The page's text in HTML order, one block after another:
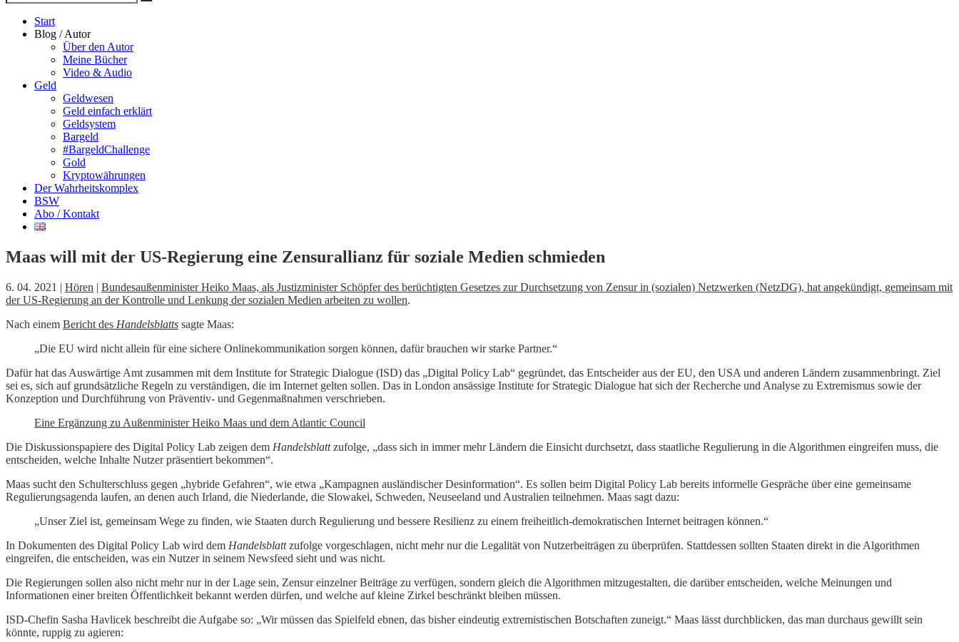
nach
Suche
Start
Blog / Autor
Über den Autor
Meine Bücher
Video & Audio
Geld
Geldwesen
Geld einfach erklärt
Geldsystem
Bargeld
#BargeldChallenge
Gold
Kryptowährungen
Der Wahrheitskomplex
BSW
Abo / Kontakt
Maas will mit der US-Regierung eine Zensurallianz für soziale Medien schmieden
6. 04. 2021 | Hören | Bundesaußenminister Heiko Maas, als Justizminister Schöpfer des berüchtigten Gesetzes zur Durchsetzung von Zensur in (sozialen) Netzwerken (NetzDG), hat angekündigt, gemeinsam mit
der US-Regierung an der Kontrolle und Lenkung der sozialen Medien arbeiten zu wollen.
Nach einem Bericht des Handelsblatts sagte Maas:
„Die EU wird nicht allein für eine sichere Onlinekommunikation sorgen können, dafür brauchen wir starke Partner.“
Dafür hat das Auswärtige Amt zusammen mit dem Institute for Strategic Dialogue (ISD) das „Digital Policy Lab“ gegründet, das Entscheider aus der EU, den USA und anderen Ländern zusammenbringt. Ziel
sei es, sich auf grundsätzliche Regeln zu verständigen, die im Internet gelten sollen. Das in London ansässige Institute for Strategic Dialogue hat sich der Recherche und Analyse zu Extremismus sowie der
Konzeption und Durchführung von Präventiv- und Gegenmaßnahmen verschrieben.
Eine Ergänzung zu Außenminister Heiko Maas und dem Atlantic Council
Die Diskussionspapiere des Digital Policy Lab zeigen dem Handelsblattzufolge, „dass sich in immer mehr Ländern die Einsicht durchsetzt, dass staatliche Regulierung in die Algorithmen eingreifen muss, die
entscheiden, welche Inhalte Nutzer präsentiert bekommen“.
Maas sucht den Schulterschluss gegen „hybride Gefahren“, wie etwa „Kampagnen ausländischer Desinformation“. Es sollen beim Digital Policy Lab bereits informelle Gespräche über eine gemeinsame
Regulierungsagenda laufen, an denen auch Irland, die Niederlande, die Slowakei, Schweden, Neuseeland und Australien teilnehmen. Maas sagt dazu:
„Unser Ziel ist, gemeinsam Wege zu finden, wie Staaten durch Regulierung und bessere Resilienz zu einem freiheitlich-demokratischen Internet beitragen können.“
In Dokumenten des Digital Policy Lab wird dem Handelsblattzufolge vorgeschlagen, nicht mehr nur die Legalität von Nutzerbeiträgen zu überprüfen. Stattdessen sollten Staaten direkt in die Algorithmen
eingreifen, die entscheiden, was ein Nutzer in seinem Newsfeed sieht und was nicht.
Die Regierungen sollen also nicht mehr nur in der Lage sein, Zensur einzelner Beiträge zu verfügen, sondern gleich die Algorithmen mitzugestalten, die darüber entscheiden, welche Meinungen und
Informationen einer breiten Öffentlichkeit bekannt werden dürfen, und welche auf kleine Zirkel beschränkt bleiben müssen.
ISD-Chefin Sasha Havlicek beschreibt die Aufgabe so: „Wir müssen das Spielfeld ebnen, das bisher eindeutig extremistischen Botschaften zuneigt.“ Maas lässt durchblicken, das man durchaus gewillt sein
könnte, ruppig zu agieren: